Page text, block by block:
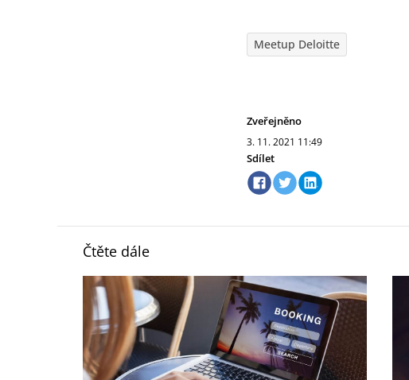
Meetup Deloitte
Zveřejněno
3. 11. 2021 11:49
Sdílet
Čtěte dále